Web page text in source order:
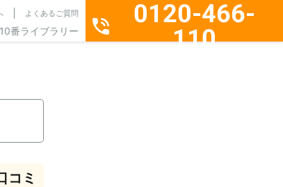
よくあるご質問
番ライブラリー
0120-466-
110
コミ